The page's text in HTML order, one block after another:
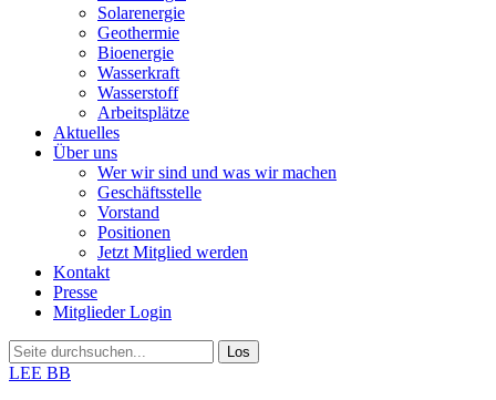
Solarenergie
Geothermie
Bioenergie
Wasserkraft
Wasserstoff
Arbeitsplätze
Aktuelles
Über uns
Wer wir sind und was wir machen
Geschäftsstelle
Vorstand
Positionen
Jetzt Mitglied werden
Kontakt
Presse
Mitglieder Login
LEE BB